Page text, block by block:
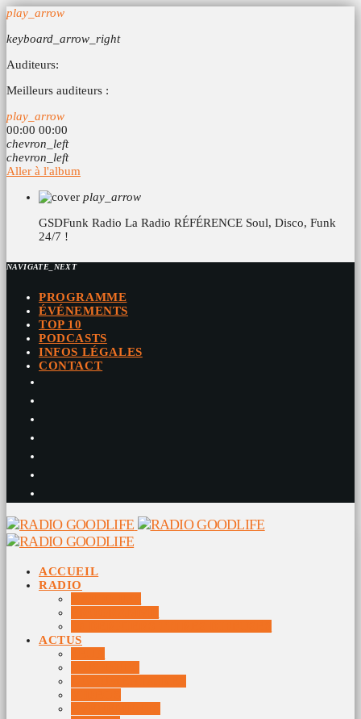
play_arrow
keyboard_arrow_right
Auditeurs:
Meilleurs auditeurs :
play_arrow
00:00 00:00
chevron_left
chevron_left
Aller à l'album
play_arrow
GSDFunk Radio La Radio RÉFÉRENCE Soul, Disco, Funk
24/7 !
NAVIGATE_NEXT
PROGRAMME
ÉVÉNEMENTS
TOP 10
PODCASTS
INFOS LÉGALES
CONTACT
ACCUEIL
RADIO
ACTUS